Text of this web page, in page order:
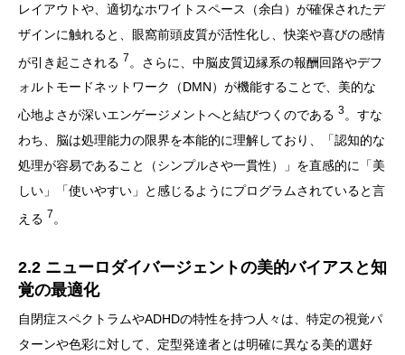
レイアウトや、適切なホワイトスペース（余白）が確保されたデ
ザインに触れると、眼窩前頭皮質が活性化し、快楽や喜びの感情
が引き起こされる 7 。さらに、中脳皮質辺縁系の報酬回路やデフ
ォルトモードネットワーク（DMN）が機能することで、美的な
心地よさが深いエンゲージメントへと結びつくのである 3。すな
わち、脳は処理能力の限界を本能的に理解しており、「認知的な
処理が容易であること（シンプルさや一貫性）」を直感的に「美
しい」「使いやすい」と感じるようにプログラムされていると言
える 7 。
2.2 ニューロダイバージェントの美的バイアスと知
覚の最適化
自閉症スペクトラムやADHDの特性を持つ人々は、特定の視覚パ
ターンや色彩に対して、定型発達者とは明確に異なる美的選好